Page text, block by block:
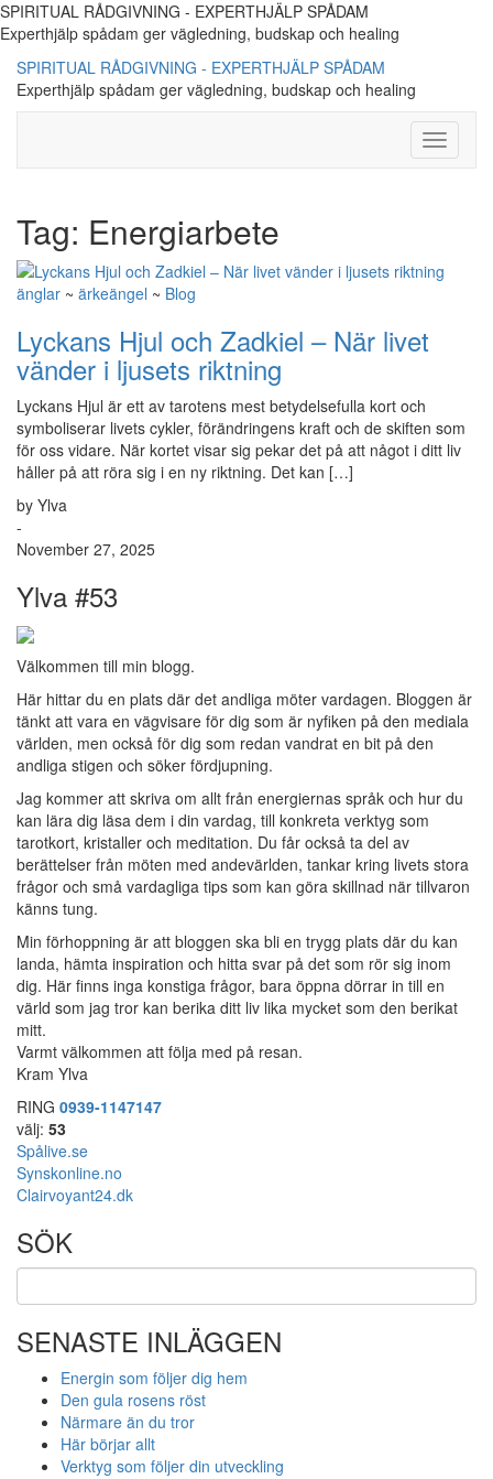
SPIRITUAL RÅDGIVNING - EXPERTHJÄLP SPÅDAM
Experthjälp spådam ger vägledning, budskap och healing
SPIRITUAL RÅDGIVNING - EXPERTHJÄLP SPÅDAM
Experthjälp spådam ger vägledning, budskap och healing
Toggle
Tag: Energiarbete
änglar ~ ärkeängel ~ Blog
Lyckans Hjul och Zadkiel – När livet
vänder i ljusets riktning
Lyckans Hjul är ett av tarotens mest betydelsefulla kort och
symboliserar livets cykler, förändringens kraft och de skiften som
för oss vidare. När kortet visar sig pekar det på att något i ditt liv
håller på att röra sig i en ny riktning. Det kan […]
by Ylva
-
November 27, 2025
Ylva #53
Välkommen till min blogg.
Här hittar du en plats där det andliga möter vardagen. Bloggen är
tänkt att vara en vägvisare för dig som är nyfiken på den mediala
världen, men också för dig som redan vandrat en bit på den
andliga stigen och söker fördjupning.
Jag kommer att skriva om allt från energiernas språk och hur du
kan lära dig läsa dem i din vardag, till konkreta verktyg som
tarotkort, kristaller och meditation. Du får också ta del av
berättelser från möten med andevärlden, tankar kring livets stora
frågor och små vardagliga tips som kan göra skillnad när tillvaron
känns tung.
Min förhoppning är att bloggen ska bli en trygg plats där du kan
landa, hämta inspiration och hitta svar på det som rör sig inom
dig. Här finns inga konstiga frågor, bara öppna dörrar in till en
värld som jag tror kan berika ditt liv lika mycket som den berikat
mitt.
Varmt välkommen att följa med på resan.
Kram Ylva
RING 0939-1147147
välj: 53
Spålive.se
Synskonline.no
Clairvoyant24.dk
SÖK
SENASTE INLÄGGEN
Energin som följer dig hem
Den gula rosens röst
Närmare än du tror
Här börjar allt
Verktyg som följer din utveckling